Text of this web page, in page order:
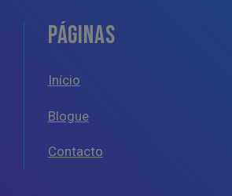
PÁGINAS
Início
Blogue
Contacto